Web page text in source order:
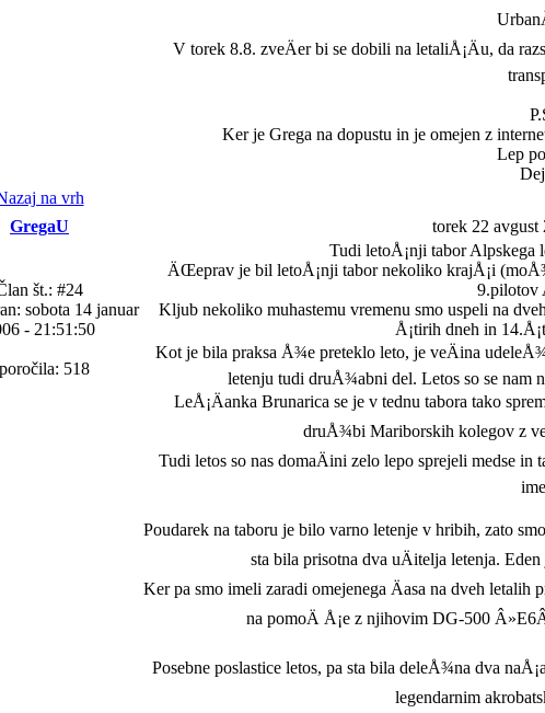
V torek 8.8. zveÄer bi se dobili na letaliÅ¡Äu, da
Ker je Grega na dopustu in je omejen z
Lep
na vrh
GregaU
torek 22 avgust
št.: #24
sobota 14 januar
- 21:51:50
518
Tudi letoÅ¡nji tabor Alpskega
ÄŒeprav je bil letoÅ¡nji tabor nekoliko krajÅ¡i
9.pilotov
Kljub nekoliko muhastemu vremenu smo uspeli na
Å¡tirih dneh in
Kot je bila praksa Å¾e preteklo leto, je veÄina
letenju tudi druÅ¾abni del. Letos so se
LeÅ¡Äanka Brunarica se je v tednu tabora tako
druÅ¾bi Mariborskih kolegov z
Tudi letos so nas domaÄini zelo lepo sprejeli medse
Poudarek na taboru je bilo varno letenje v hribih, zato
sta bila prisotna dva uÄitelja letenja.
Ker pa smo imeli zaradi omejenega Äasa na dveh letalih
na pomoÄ Å¡e z njihovim DG-500
Posebne poslastice letos, pa sta bila deleÅ¾na dva
legendarnim